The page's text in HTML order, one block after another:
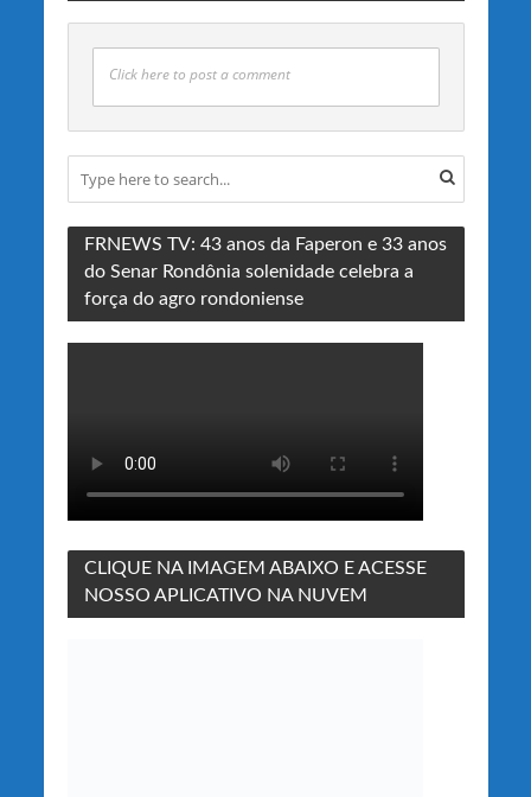
Click here to post a comment
FRNEWS TV: 43 anos da Faperon e 33 anos
do Senar Rondônia solenidade celebra a
força do agro rondoniense
CLIQUE NA IMAGEM ABAIXO E ACESSE
NOSSO APLICATIVO NA NUVEM